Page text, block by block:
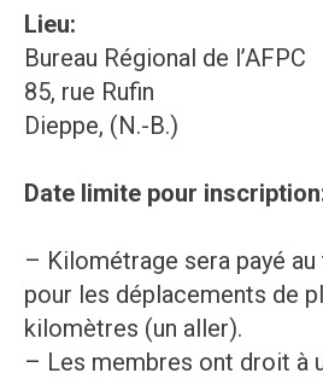
Lieu:
Bureau Régional de l’AFPC
85, rue Rufin
Dieppe, (N.-B.)
Date limite pour
– Kilométrage sera payé au
pour les déplacements de
kilomètres (un aller).
– Les membres ont droit à